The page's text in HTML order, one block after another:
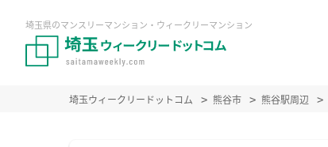
埼玉県のマンスリーマンション・ウィークリーマンション
埼玉ウィークリードットコム 熊谷市 熊谷駅周辺